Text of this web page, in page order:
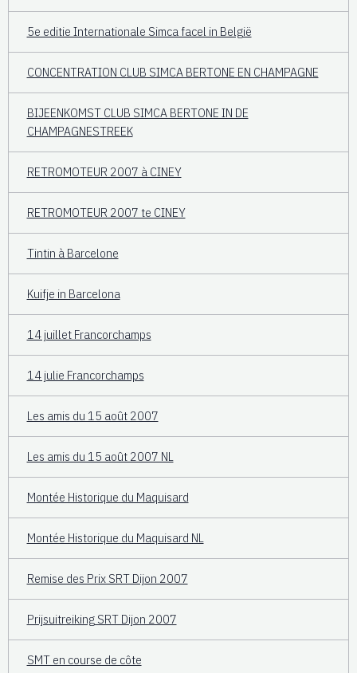
5e editie Internationale Simca facel in België
CONCENTRATION CLUB SIMCA BERTONE EN CHAMPAGNE
BIJEENKOMST CLUB SIMCA BERTONE IN DE
CHAMPAGNESTREEK
RETROMOTEUR 2007 à CINEY
RETROMOTEUR 2007 te CINEY
Tintin à Barcelone
Kuifje in Barcelona
14 juillet Francorchamps
14 julie Francorchamps
Les amis du 15 août 2007
Les amis du 15 août 2007 NL
Montée Historique du Maquisard
Montée Historique du Maquisard NL
Remise des Prix SRT Dijon 2007
Prijsuitreiking SRT Dijon 2007
SMT en course de côte